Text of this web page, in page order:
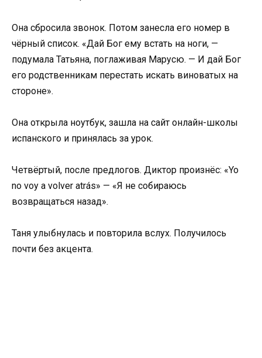
Она сбросила звонок. Потом занесла его номер в
чёрный список. «Дай Бог ему встать на ноги, —
подумала Татьяна, поглаживая Марусю. — И дай Бог
его родственникам перестать искать виноватых на
стороне».
Она открыла ноутбук, зашла на сайт онлайн-школы
испанского и принялась за урок.
Четвёртый, после предлогов. Диктор произнёс: «Yo
no voy a volver atrás» — «Я не собираюсь
возвращаться назад».
Таня улыбнулась и повторила вслух. Получилось
почти без акцента.